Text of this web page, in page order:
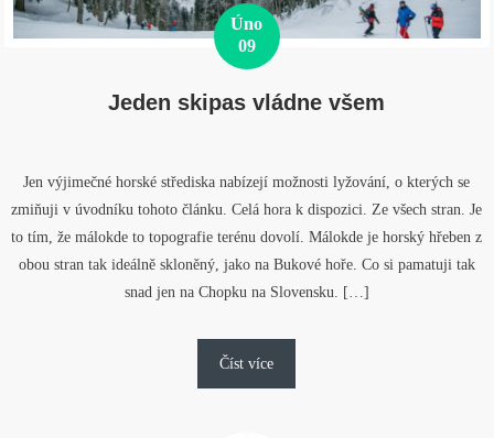
Úno
09
Jeden skipas vládne všem
Jen výjimečné horské střediska nabízejí možnosti lyžování, o kterých se
zmiňuji v úvodníku tohoto článku. Celá hora k dispozici. Ze všech stran. Je
to tím, že málokde to topografie terénu dovolí. Málokde je horský hřeben z
obou stran tak ideálně skloněný, jako na Bukové hoře. Co si pamatuji tak
snad jen na Chopku na Slovensku. […]
Číst více